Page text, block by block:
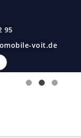
0961 381 762 95
Termin buchen